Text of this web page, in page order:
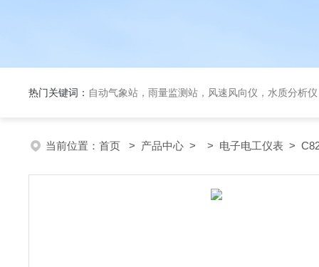
热门关键词： 自动气象站，雨量监测站，风速风向仪，水质分析
当前位置： 首页 > 产品中心 > > 电子电工仪表 >